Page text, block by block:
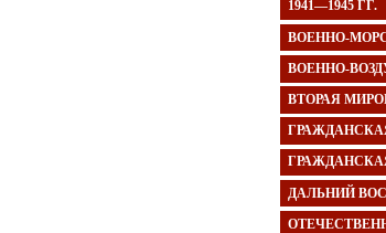
1941—1945 ГГ.
ВОЕННО-
ВОЕННО-
ВТОРАЯ
ДАЛЬНИЙ